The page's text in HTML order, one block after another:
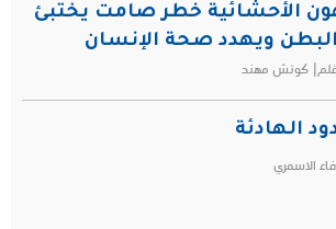
الأحشائية خطر صامت يختبئ
ويهدد صحة الإنسان
كوتش مهند
الهادئة
الاسمري